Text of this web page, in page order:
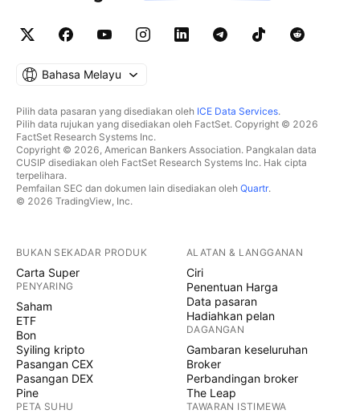
Bahasa Melayu
Pilih data pasaran yang disediakan oleh ICE Data Services.
Pilih data rujukan yang disediakan oleh FactSet. Copyright © 2026
FactSet Research Systems Inc.
Copyright © 2026, American Bankers Association. Pangkalan data
CUSIP disediakan oleh FactSet Research Systems Inc. Hak cipta
terpelihara.
Pemfailan SEC dan dokumen lain disediakan oleh Quartr.
© 2026 TradingView, Inc.
BUKAN SEKADAR PRODUK
Carta Super
PENYARING
Saham
ETF
Bon
Syiling kripto
Pasangan CEX
Pasangan DEX
Pine
PETA SUHU
ALATAN & LANGGANAN
Ciri
Penentuan Harga
Data pasaran
Hadiahkan pelan
DAGANGAN
Gambaran keseluruhan
Broker
Perbandingan broker
The Leap
TAWARAN ISTIMEWA